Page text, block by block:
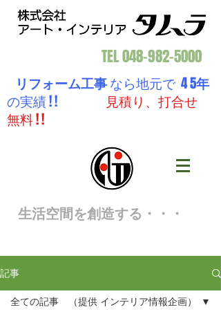
TEL048-982-5000
リフォーム工事なら地元で 4 5年
の実績 ! !
見積り、打合せ
無料 ! !
生活空間を創造する・・・
記事
全ての記事 （提供 インテリア情報企画）